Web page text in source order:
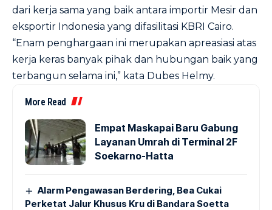
dari kerja sama yang baik antara importir Mesir dan
eksportir Indonesia yang difasilitasi KBRI Cairo.
“Enam penghargaan ini merupakan apreasiasi atas
kerja keras banyak pihak dan hubungan baik yang
terbangun selama ini,” kata Dubes Helmy.
More Read
Empat Maskapai Baru Gabung
Layanan Umrah di Terminal 2F
Soekarno-Hatta
Alarm Pengawasan Berdering, Bea Cukai
Perketat Jalur Khusus Kru di Bandara Soetta